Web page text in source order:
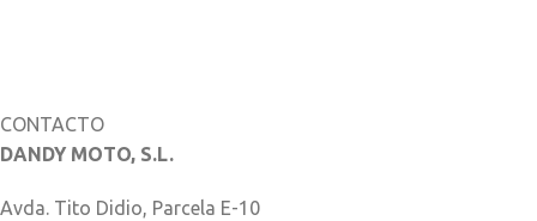
CONTACTO
DANDY MOTO, S.L.
Avda. Tito Didio, Parcela E-10